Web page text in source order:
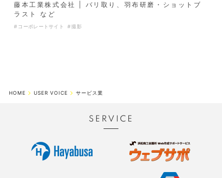
藤本工業株式会社 | バリ取り、羽布研磨・ショットブ
ラスト など
コーポレートサイト 撮影
HOME USER VOICE サービス業
SERVICE